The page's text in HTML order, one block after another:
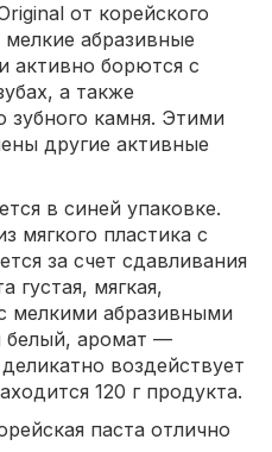
от корейского
абразивные
активно борются с
а также
зубного камня. Этими
другие активные
в синей упаковке.
мягкого пластика с
за счет сдавливания
густая, мягкая,
мелкими абразивными
белый, аромат —
воздействует
120 г продукта.
паста отлично